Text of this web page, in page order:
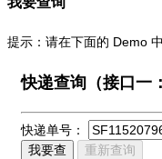
提示：请在下面的 Demo
快递查询（接口一
快递单号：
我要查
重新查询